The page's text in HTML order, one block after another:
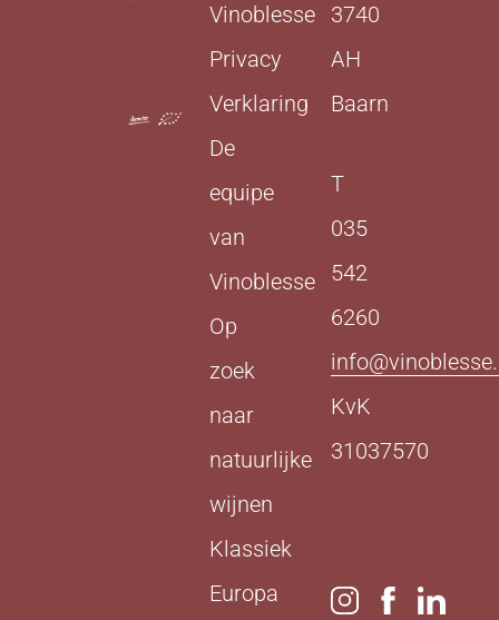
Vinoblesse
Privacy
Verklaring
De
equipe
van
Vinoblesse
Op
zoek
naar
natuurlijke
wijnen
Klassiek
Europa
3740
AH
Baarn
T
035
542
6260
KvK
31037570